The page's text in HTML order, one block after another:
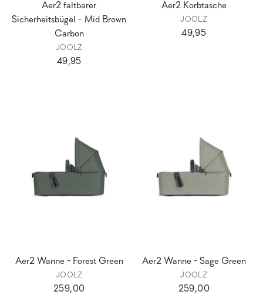
Aer2 faltbarer
Sicherheitsbügel - Mid Brown
Carbon
JOOLZ
49,95
Aer2 Korbtasche
JOOLZ
49,95
Aer2 Wanne - Forest Green
JOOLZ
259,00
Aer2 Wanne - Sage Green
JOOLZ
259,00